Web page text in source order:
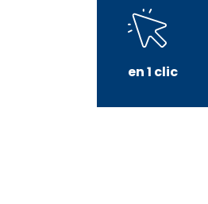
en 1 clic